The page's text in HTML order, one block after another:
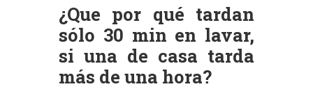
¿Que por qué tardan
sólo 30 min en lavar,
si una de casa tarda
más de una hora?